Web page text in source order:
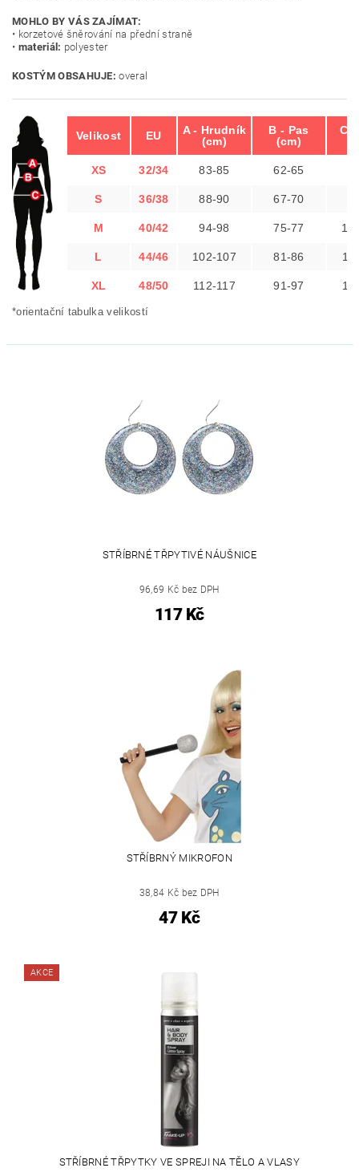
MOHLO BY VÁS ZAJÍMAT:
• korzetové šněrování na přední straně
• materiál: polyester
KOSTÝM OBSAHUJE: overal
Velikost EU
A - Hrudník
(cm)
B - Pas
(cm)
C -
XS 32/34 83-85 62-65
S 36/38 88-90 67-70
M 40/42 94-98 75-77
L 44/46 102-107 81-86
XL 48/50 112-117 91-97
*orientační tabulka velikostí
STŘÍBRNÉ TŘPYTIVÉ NÁUŠNICE
96,69 Kč bez DPH
117 Kč
STŘÍBRNÝ MIKROFON
38,84 Kč bez DPH
47 Kč
AKCE
STŘÍBRNÉ TŘPYTKY VE SPREJI NA TĚLO A VLASY